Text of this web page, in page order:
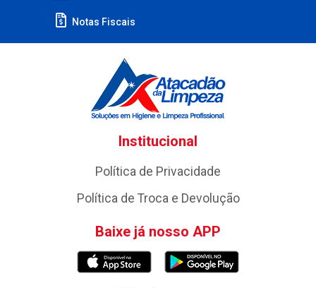
Notas Fiscais
Institucional
Política de Privacidade
Política de Troca e Devolução
Baixe já nosso APP